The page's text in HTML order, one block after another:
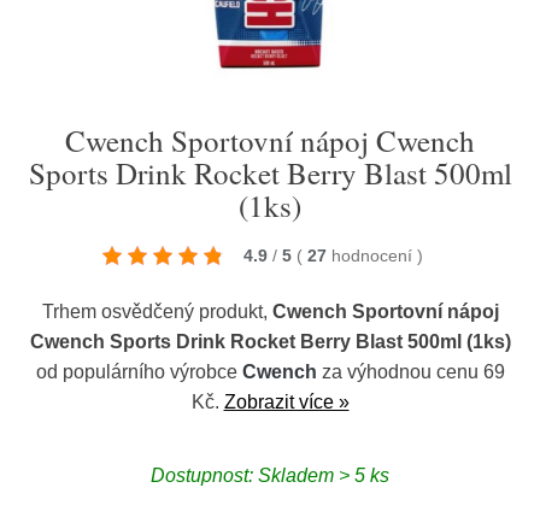
Cwench Sportovní nápoj Cwench
Sports Drink Rocket Berry Blast 500ml
(1ks)
4.9 / 5 ( 27 hodnocení )
Trhem osvědčený produkt, Cwench Sportovní nápoj
Cwench Sports Drink Rocket Berry Blast 500ml (1ks)
od populárního výrobce Cwench za výhodnou cenu 69
Kč. Zobrazit více »
Dostupnost: Skladem > 5 ks